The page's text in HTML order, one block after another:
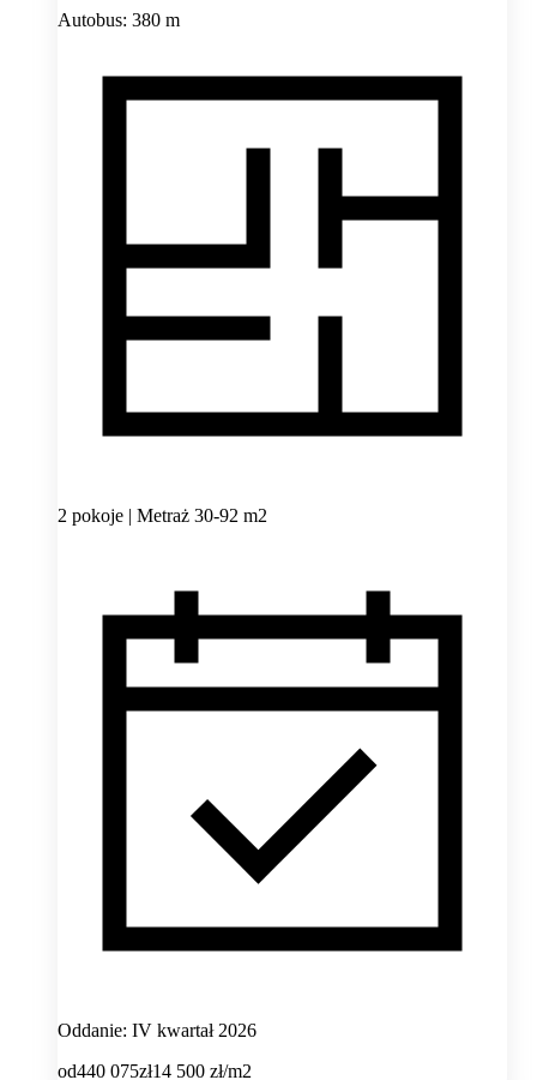
Autobus: 380 m
2 pokoje | Metraż 30-92 m2
Oddanie: IV kwartał 2026
od440 075zł14 500 zł/m2